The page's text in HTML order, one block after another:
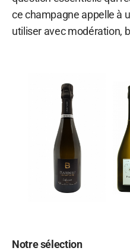
ce champagne appelle à
utiliser avec modération,
Notre sélection